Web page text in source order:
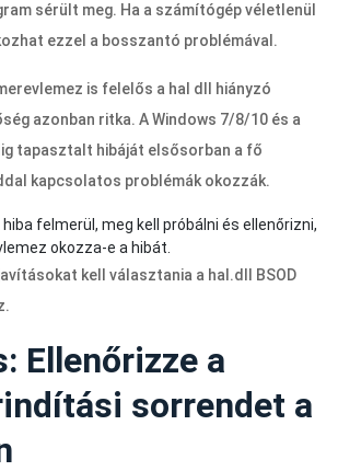
sérült meg. Ha a számítógép véletlenül
ezzel a bosszantó problémával.
is felelős a hal dll hiányzó
azonban ritka. A Windows 7/8/10 és a
tapasztalt hibáját elsősorban a fő
kapcsolatos problémák okozzák.
hiba felmerül, meg kell próbálni és ellenőrizni,
okozza-e a hibát.
kell választania a hal.dll
BSOD
Ellenőrizze a
sorrendet a